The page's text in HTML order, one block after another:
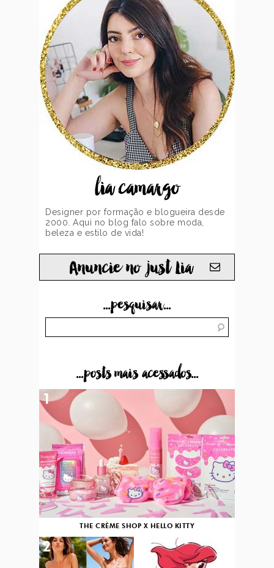
lia camargo
Designer por formação e blogueira desde
2000. Aqui no blog falo sobre moda,
beleza e estilo de vida!
Anuncie no just Lia
...pesquisar...
...posts mais acessados...
THE CRÈME SHOP X HELLO KITTY
1
2 3